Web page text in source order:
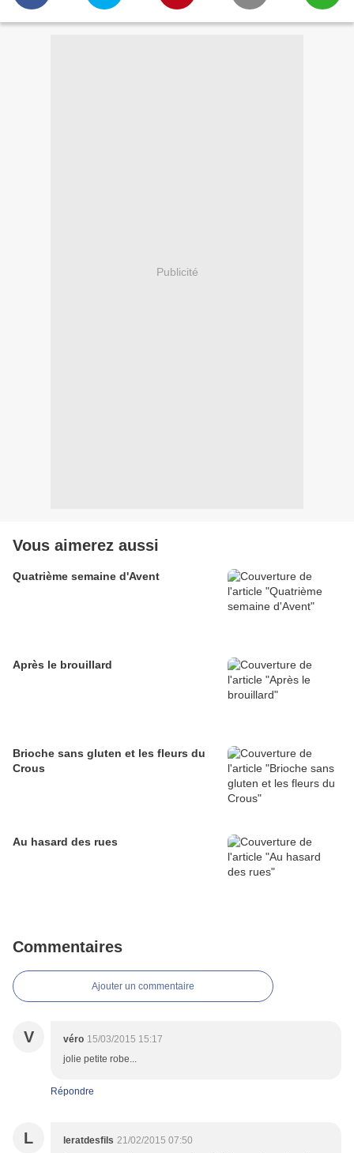
Publicité
Vous aimerez aussi
Quatrième semaine d'Avent
Après le brouillard
Brioche sans gluten et les fleurs du
Crous
Au hasard des rues
Commentaires
Ajouter un commentaire
V véro 15/03/2015 15:17
jolie petite robe...
Répondre
L leratdesfils 21/02/2015 07:50